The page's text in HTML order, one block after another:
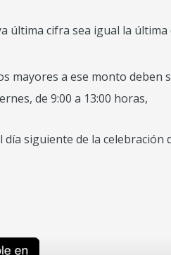
última cifra sea igual la
mayores a ese monto deben
de 9:00 a 13:00 horas,
siguiente de la celebración